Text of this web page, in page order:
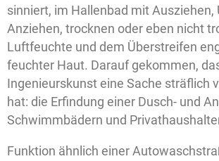
sinniert, im Hallenbad mit Ausziehen,
Anziehen, trocknen oder eben nicht
Luftfeuchte und dem Überstreifen
feuchter Haut. Darauf gekommen,
Ingenieurskunst eine Sache sträflich
hat: die Erfindung einer Dusch- und
Schwimmbädern und
Funktion ähnlich einer